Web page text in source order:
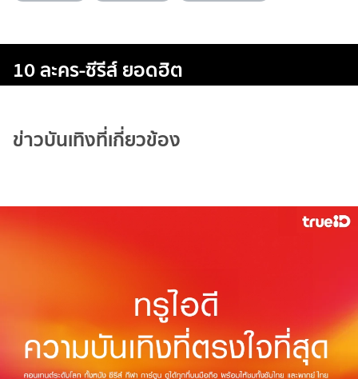
10 ละคร-ซีรีส์ ยอดฮิต
ข่าวบันเทิงที่เกี่ยวข้อง